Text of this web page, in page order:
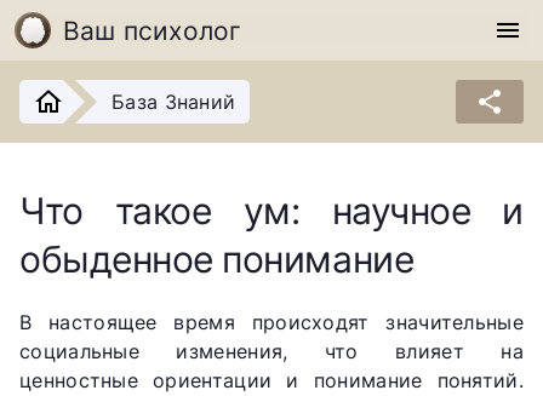
Ваш психолог menu
База Знаний share
Что такое ум: научное и
обыденное понимание
В настоящее время происходят значительные
социальные изменения, что влияет на
ценностные ориентации и понимание понятий.